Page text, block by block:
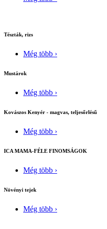
Tészták, rizs
Még több ›
Mustárok
Még több ›
Kovászos Kenyér - magvas, teljesőrlésű
Még több ›
ICA MAMA-FÉLE FINOMSÁGOK
Még több ›
Növényi tejek
Még több ›